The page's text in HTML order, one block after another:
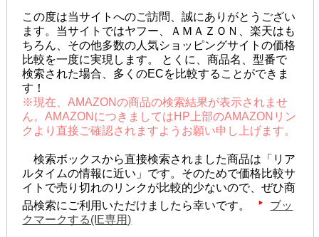
この度は当サイトへのご訪問、誠にありがとうござい
ます。当サイトではヤフー、ＡＭＡＺＯＮ、楽天はも
ちろん、その他多数の人気ショッピングサイトの価格
比較を一度に実現します。 とくに、商品名、型番で
検索された場合、多くのECを比較することができま
す！
※現在、AMAZONの商品の検索結果が表示されませ
ん。AMAZONにつきましてはHP上部のAMAZONリン
クより直接ご確認されますようお願い申し上げます。
検索ボックスから直接検索されました商品は「リア
ルタイムの情報に近い」です。そのためで価格比較サ
イトで売り切れのリンクが比較的少ないので、ぜひ商
品検索にご利用いただけましたら幸いです。
ブッ
クマークする(IE専用)